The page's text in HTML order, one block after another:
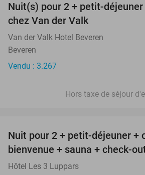
Nuit(s) pour 2 + petit-
chez Van der Valk
Van der Valk Hotel Beveren
Beveren
Vendu : 3.267
Hors taxe de séjour
Nuit pour 2 + petit-déjeuner +
bienvenue + sauna + check-
Hôtel Les 3 Luppars